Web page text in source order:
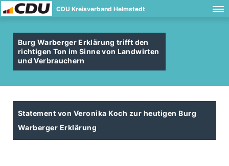
CDU Kreisverband Helmstedt
Burg Warberger Erklärung trifft den
richtigen Ton im Sinne von Landwirten
und Verbrauchern
Statement von Veronika Koch zur heutigen Burg
Warberger Erklärung